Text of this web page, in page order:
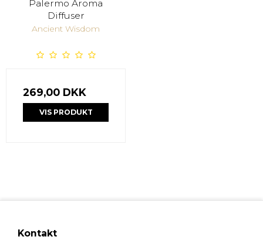
Palermo Aroma
Diffuser
Ancient Wisdom
269,00 DKK
VIS PRODUKT
Kontakt